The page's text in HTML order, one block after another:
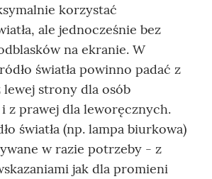
korzystać
ale jednocześnie bez
na ekranie. W
światła powinno padać z
strony dla osób
z prawej dla leworęcznych.
światła (np. lampa biurkowa)
w razie potrzeby - z
jak dla promieni